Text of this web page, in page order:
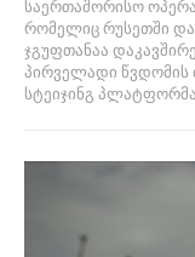
საერთაშორისო
რომელიც რუსეთში
ჯგუფთანაა
პირველადი წვდომის
სტეიჯინგ პლატფორმა.